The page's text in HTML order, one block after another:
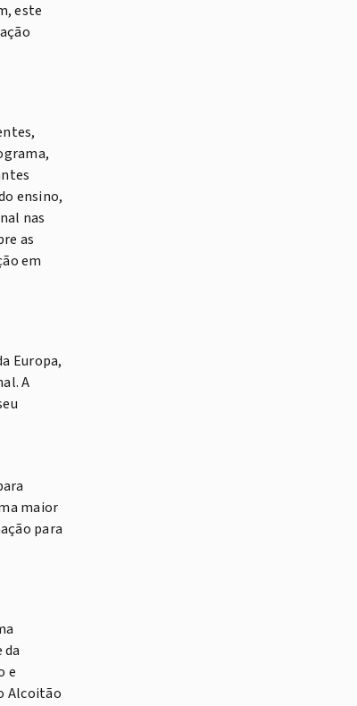
este
ensino,
nas
as
em
Europa,
A
maior
para
e
Alcoitão